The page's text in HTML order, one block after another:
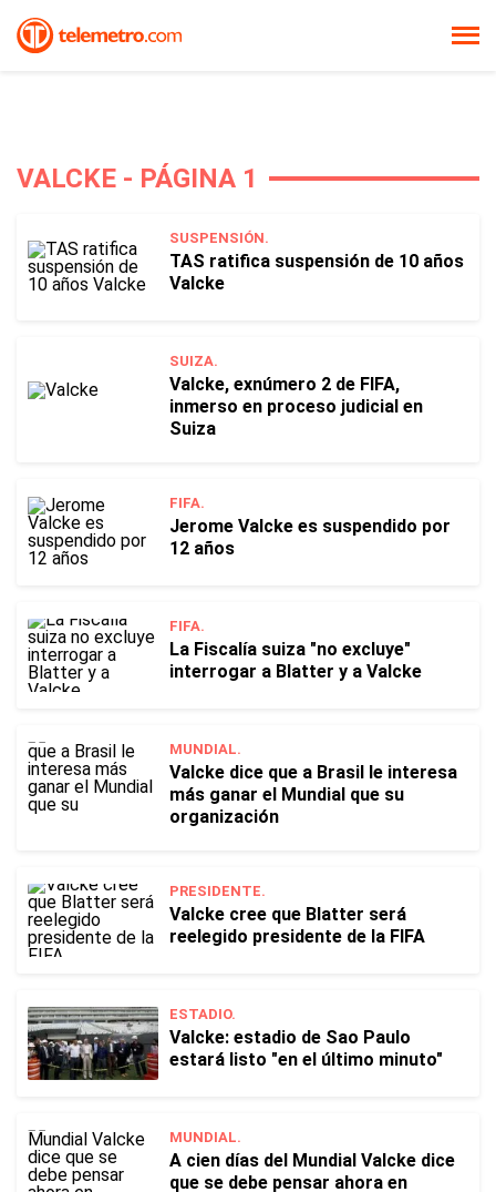
VALCKE - PÁGINA 1
SUSPENSIÓN.
TAS ratifica suspensión de 10 años
Valcke
SUIZA.
Valcke, exnúmero 2 de FIFA,
inmerso en proceso judicial en
Suiza
FIFA.
Jerome Valcke es suspendido por
12 años
FIFA.
La Fiscalía suiza "no excluye"
interrogar a Blatter y a Valcke
MUNDIAL.
Valcke dice que a Brasil le interesa
más ganar el Mundial que su
organización
PRESIDENTE.
Valcke cree que Blatter será
reelegido presidente de la FIFA
ESTADIO.
Valcke: estadio de Sao Paulo
estará listo "en el último minuto"
MUNDIAL.
A cien días del Mundial Valcke dice
que se debe pensar ahora en